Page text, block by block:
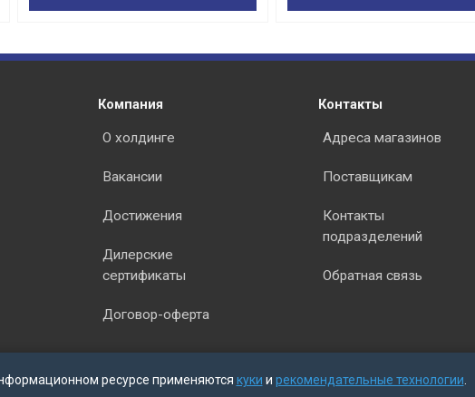
ресурсе применяются куки и рекомендательные технологии.
Компания
О холдинге
Вакансии
Достижения
Дилерские
сертификаты
Договор-оферта
Контакты
Адреса магазинов
Поставщикам
Контакты
подразделений
Обратная связь